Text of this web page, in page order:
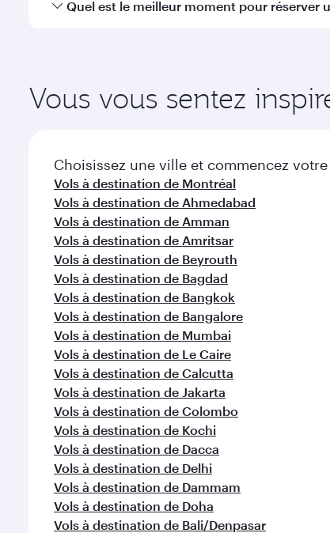
Quel est le meilleur moment pour réserver
Vous vous sentez
Choisissez une ville et commencez
Vols à destination de Montréal
Vols à destination de Ahmedabad
Vols à destination de Amman
Vols à destination de Amritsar
Vols à destination de Beyrouth
Vols à destination de Bagdad
Vols à destination de Bangkok
Vols à destination de Bangalore
Vols à destination de Mumbai
Vols à destination de Le Caire
Vols à destination de Calcutta
Vols à destination de Jakarta
Vols à destination de Colombo
Vols à destination de Kochi
Vols à destination de Dacca
Vols à destination de Delhi
Vols à destination de Dammam
Vols à destination de Doha
Vols à destination de Bali/Denpasar